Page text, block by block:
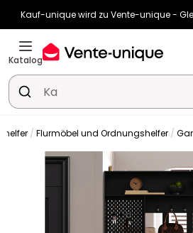
Kauf-unique wird zu Vente-unique -
-10% ab 400€ mitHEAT10auf
Noch:
Katalog
Flurmöbel und Ordnungshelfer